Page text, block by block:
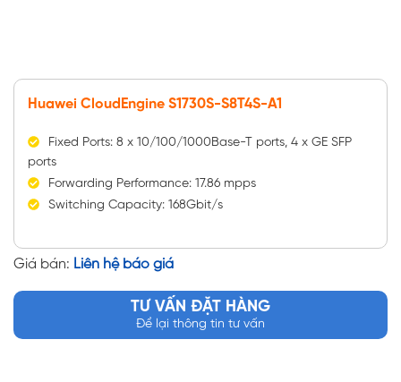
Huawei CloudEngine S1730S-S8T4S-A1
Fixed Ports: 8 x 10/100/1000Base-T ports, 4 x GE SFP
ports
Forwarding Performance: 17.86 mpps
Switching Capacity: 168Gbit/s
Giá bán: Liên hệ báo giá
TƯ VẤN ĐẶT HÀNG
Để lại thông tin tư vấn